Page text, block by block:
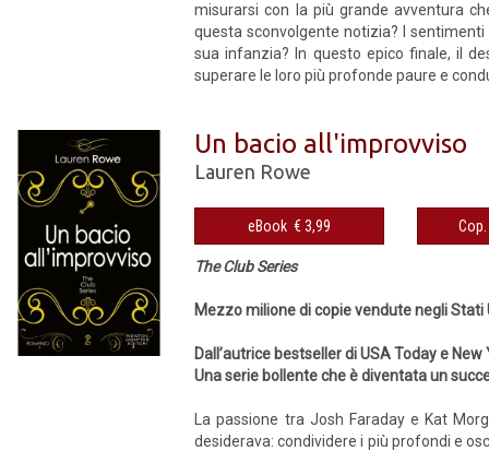
misurarsi con la più grande avventura
questa sconvolgente notizia? I
sua infanzia? In questo epico finale, il
superare le loro più profonde paure e
Un bacio all'improvviso
Lauren Rowe
eBook € 3,99
The Club Series
Mezzo milione di copie vendute negli Stati
Dall’autrice bestseller di USA Today e
Una serie bollente che è diventata un
La passione tra Josh Faraday e Kat
desiderava: condividere i più profondi e